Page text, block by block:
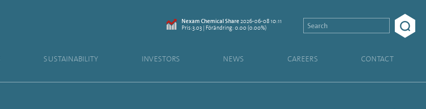
Nexam Chemical Share2026-06-08 10:11
Pris:3.03 | Förändring: 0.00 (0.00%)
SUSTAINABILITY INVESTORS NEWS CAREERS CONTACT